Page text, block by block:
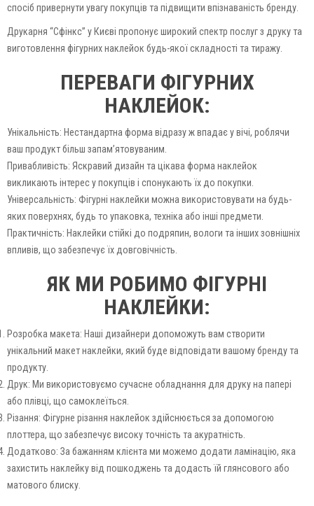
спосіб привернути увагу покупців та підвищити впізнаваність бренду.
Друкарня “Сфінкс” у Києві пропонує широкий спектр послуг з друку та
виготовлення фігурних наклейок будь-якої складності та тиражу.
ПЕРЕВАГИ ФІГУРНИХ
НАКЛЕЙОК:
Унікальність: Нестандартна форма відразу ж впадає у вічі, роблячи
ваш продукт більш запам’ятовуваним.
Привабливість: Яскравий дизайн та цікава форма наклейок
викликають інтерес у покупців і спонукають їх до покупки.
Універсальність: Фігурні наклейки можна використовувати на будь-
яких поверхнях, будь то упаковка, техніка або інші предмети.
Практичність: Наклейки стійкі до подряпин, вологи та інших зовнішніх
впливів, що забезпечує їх довговічність.
ЯК МИ РОБИМО ФІГУРНІ
НАКЛЕЙКИ:
Розробка макета: Наші дизайнери допоможуть вам створити
унікальний макет наклейки, який буде відповідати вашому бренду та
продукту.
Друк: Ми використовуємо сучасне обладнання для друку на папері
або плівці, що самоклеїться.
Різання: Фігурне різання наклейок здійснюється за допомогою
плоттера, що забезпечує високу точність та акуратність.
Додатково: За бажанням клієнта ми можемо додати ламінацію, яка
захистить наклейку від пошкоджень та додасть їй глянсового або
матового блиску.